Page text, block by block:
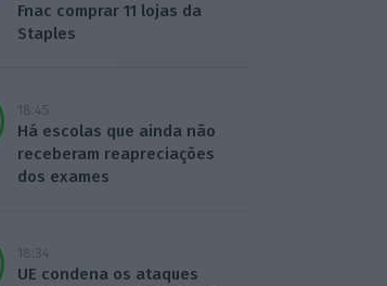
Fnac comprar 11 lojas da
Staples
18:45
Há escolas que ainda não
receberam reapreciações
dos exames
18:34
UE condena os ataques